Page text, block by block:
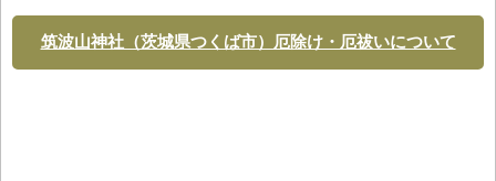
筑波山神社（茨城県つくば市）厄除け・厄祓いについて